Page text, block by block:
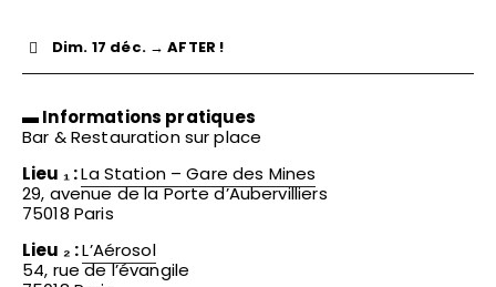
Écouter
Regarder
Écouter
Dim. 17 déc. → AFTER !
▬ Informations pratiques
Bar & Restauration sur place
Lieu ₁ :La Station – Gare des Mines
29, avenue de la Porte d’Aubervilliers
75018 Paris
Lieu ₂ :L’Aérosol
54, rue de l’évangile